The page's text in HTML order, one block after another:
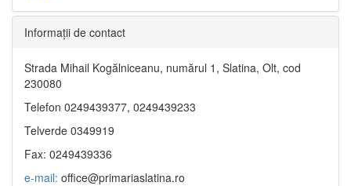
Informaţii de contact
Strada Mihail Kogălniceanu, numărul 1, Slatina, Olt, cod
230080
Telefon 0249439377, 0249439233
Telverde 0349919
Fax: 0249439336
e-mail: office@primariaslatina.ro